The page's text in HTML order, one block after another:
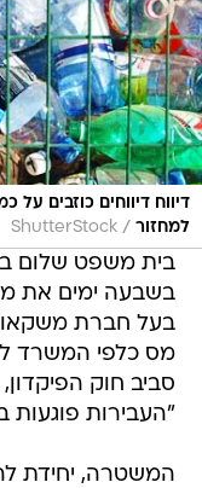
דיווח דיווחים כוזבים על
למחזור /
ShutterStock
בית משפט שלום
בשבעה ימים את
בעל חברת
מס כלפי המשרד
"העבירות פוגעות